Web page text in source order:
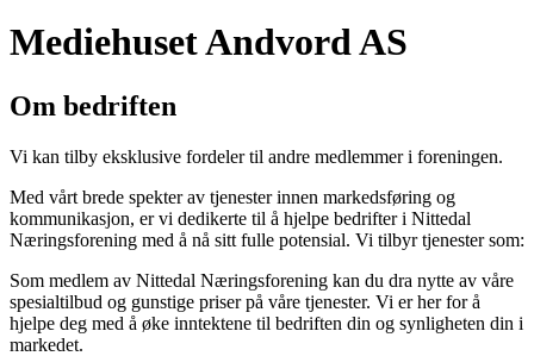
Mediehuset Andvord AS
Om bedriften
Vi kan tilby eksklusive fordeler til andre medlemmer i foreningen.
Med vårt brede spekter av tjenester innen markedsføring og
kommunikasjon, er vi dedikerte til å hjelpe bedrifter i Nittedal
Næringsforening med å nå sitt fulle potensial. Vi tilbyr tjenester som:
Som medlem av Nittedal Næringsforening kan du dra nytte av våre
spesialtilbud og gunstige priser på våre tjenester. Vi er her for å
hjelpe deg med å øke inntektene til bedriften din og synligheten din i
markedet.